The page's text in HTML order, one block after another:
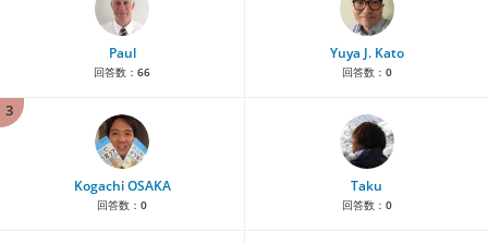
Paul
回答数： 66
Yuya J. Kato
回答数： 0
3
Kogachi OSAKA
回答数： 0
Taku
回答数： 0